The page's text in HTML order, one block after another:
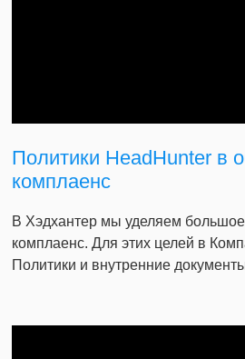
Политики HeadHunter в
комплаенс
В Хэдхантер мы уделяем
комплаенс. Для этих целей в
Политики и внутренние